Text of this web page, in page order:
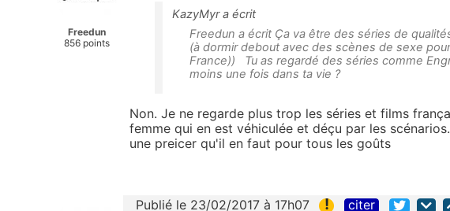
Freedun
856 points
KazyMyr a écrit
Freedun a écrit Ça va être des séries de
(à dormir debout avec des scènes de sexe
France)) Tu as regardé des séries comme
moins une fois dans ta vie ?
Non. Je ne regarde plus trop les séries et films
femme qui en est véhiculée et déçu par les
une preicer qu'il en faut pour tous les goûts
Publié le 23/02/2017 à 17h07 ! citer